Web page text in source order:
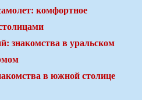
комфортное
знакомства в уральском
в южной столице